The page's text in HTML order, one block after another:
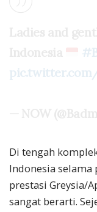
Di tengah
Indonesia selama
prestasi Greysia/
sangat berarti.